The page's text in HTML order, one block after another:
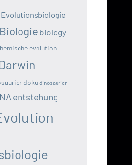
Evolutionsbiologie
Biologie biology
evolution
Darwin
doku dinosaurier
entstehung